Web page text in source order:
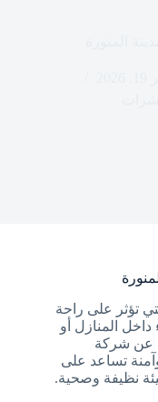
تؤثر على راحة
داخل المنازل أو
عن شركة
تساعد على
نظيفة وصحية.